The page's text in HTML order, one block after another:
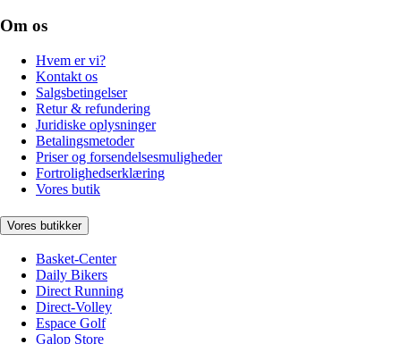
Om os
Hvem er vi?
Kontakt os
Salgsbetingelser
Retur & refundering
Juridiske oplysninger
Betalingsmetoder
Priser og forsendelsesmuligheder
Fortrolighedserklæring
Vores butik
Vores butikker
Basket-Center
Daily Bikers
Direct Running
Direct-Volley
Espace Golf
Galop Store